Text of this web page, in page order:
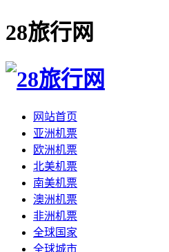
28旅行网
网站首页
亚洲机票
欧洲机票
北美机票
南美机票
澳洲机票
非洲机票
全球国家
全球城市